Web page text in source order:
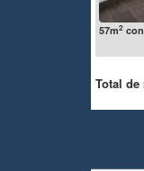
57m2
Total